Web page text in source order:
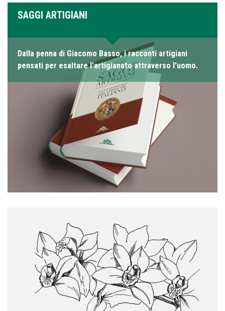
SAGGI ARTIGIANI
Dalla penna di Giacomo Basso, i racconti artigiani
pensati per esaltare l’artigianato attraverso l’uomo.